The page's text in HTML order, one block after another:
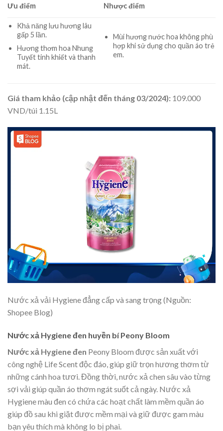
Ưu điểm Nhược điểm
Khả năng lưu hương lâu
gấp 5 lần.
Hương thơm hoa Nhung
Tuyết tinh khiết và thanh
mát.
Mùi hương nước hoa không phù
hợp khi sử dụng cho quần áo trẻ
em.
Giá tham khảo (cập nhật đến tháng 03/2024): 109.000
VND/túi 1.15L
Nước xả vải Hygiene đẳng cấp và sang trọng (Nguồn:
Shopee Blog)
Nước xả Hygiene đen huyền bí Peony Bloom
Nước xả Hygiene đen Peony Bloom được sản xuất với
công nghệ Life Scent độc đáo, giúp giữ trọn hương thơm từ
những cánh hoa tươi. Đồng thời, nước xả chen sâu vào từng
sợi vải giúp quần áo thơm ngát suốt cả ngày. Nước xả
Hygiene màu đen có chứa các hoạt chất làm mềm quần áo
giúp đồ sau khi giặt được mềm mại và giữ được gam màu
bạn yêu thích mà không lo bị phai.